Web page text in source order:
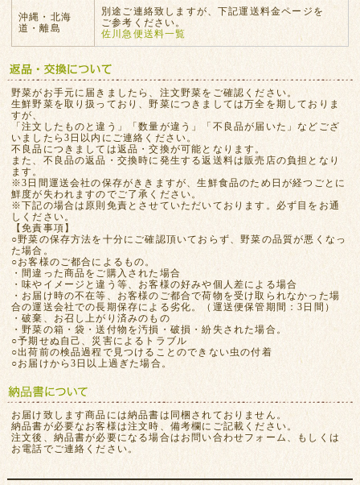
沖縄・北海
道・離島
別途ご連絡致しますが、下記運送料金ページを
ご参考ください。
佐川急便送料一覧
野菜がお手元に届きましたら、注文野菜をご確認ください。
生鮮野菜を取り扱っており、野菜につきましては万全を期しておりま
すが、
「注文したものと違う」「数量が違う」「不良品が届いた」などござ
いましたら3日以内にご連絡ください。
不良品につきましては返品・交換が可能となります。
また、不良品の返品・交換時に発生する返送料は販売店の負担となり
ます。
※3日間運送会社の保存がききますが、生鮮食品のため日が経つごとに
鮮度が失われますのでご了承ください。
※下記の場合は原則免責とさせていただいております。必ず目をお通
しください。
【免責事項】
○野菜の保存方法を十分にご確認頂いておらず、野菜の品質が悪くなっ
た場合。
○お客様のご都合によるもの。
・間違った商品をご購入された場合
・味やイメージと違う等、お客様の好みや個人差による場合
・お届け時の不在等、お客様のご都合で荷物を受け取られなかった場
合の運送会社での長期保存による劣化。（運送便保管期間：3日間）
・破棄、お召し上がり済みのもの
・野菜の箱・袋・送付物を汚損・破損・紛失された場合。
○予期せぬ自己、災害によるトラブル
○出荷前の検品過程で見つけることのできない虫の付着
○お届けから3日以上過ぎた場合。
お届け致します商品には納品書は同梱されておりません。
納品書が必要なお客様は注文時、備考欄にご記載ください。
注文後、納品書が必要になる場合はお問い合わせフォーム、もしくは
お電話でご連絡ください。